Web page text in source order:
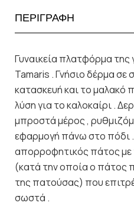
ΠΕΡΙΓΡΑΦΗ
Γυναικεία πλατφόρμα της
Tamaris . Γνήσιο δέρμα σε
κατασκευή και το μαλακό
λύση για το καλοκαίρι .
μπροστά μέρος ,
εφαρμογή πάνω στο πόδι .
απορροφητικός πάτος με
(κατά την οποία ο πάτος
της πατούσας) που
σωστά .